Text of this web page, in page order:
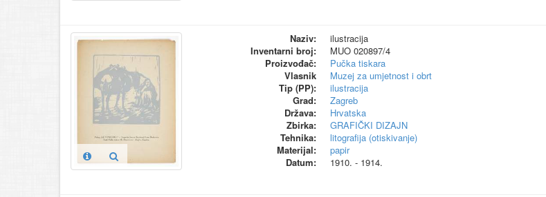
Naziv:
ilustracija
Inventarni broj:
MUO 020897/4
Proizvođač:
Pučka tiskara
Vlasnik
Muzej za umjetnost i obrt
Tip (PP):
ilustracija
Grad:
Zagreb
Država:
Hrvatska
Zbirka:
GRAFIČKI DIZAJN
Tehnika:
litografija (otiskivanje)
Materijal:
papir
Datum:
1910. - 1914.